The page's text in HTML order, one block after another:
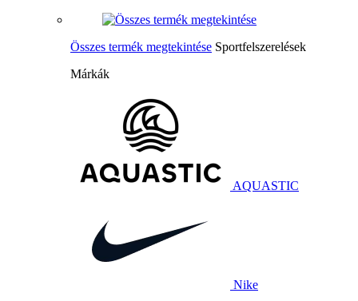
Összes termék megtekintése Sportfelszerelések
Márkák
AQUASTIC
Nike